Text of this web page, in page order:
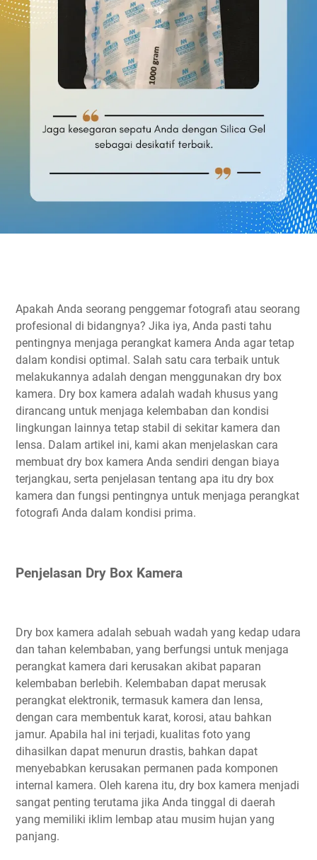
Apakah Anda seorang penggemar fotografi atau seorang
profesional di bidangnya? Jika iya, Anda pasti tahu
pentingnya menjaga perangkat kamera Anda agar tetap
dalam kondisi optimal. Salah satu cara terbaik untuk
melakukannya adalah dengan menggunakan dry box
kamera. Dry box kamera adalah wadah khusus yang
dirancang untuk menjaga kelembaban dan kondisi
lingkungan lainnya tetap stabil di sekitar kamera dan
lensa. Dalam artikel ini, kami akan menjelaskan cara
membuat dry box kamera Anda sendiri dengan biaya
terjangkau, serta penjelasan tentang apa itu dry box
kamera dan fungsi pentingnya untuk menjaga perangkat
fotografi Anda dalam kondisi prima.
Penjelasan Dry Box Kamera
Dry box kamera adalah sebuah wadah yang kedap udara
dan tahan kelembaban, yang berfungsi untuk menjaga
perangkat kamera dari kerusakan akibat paparan
kelembaban berlebih. Kelembaban dapat merusak
perangkat elektronik, termasuk kamera dan lensa,
dengan cara membentuk karat, korosi, atau bahkan
jamur. Apabila hal ini terjadi, kualitas foto yang
dihasilkan dapat menurun drastis, bahkan dapat
menyebabkan kerusakan permanen pada komponen
internal kamera. Oleh karena itu, dry box kamera menjadi
sangat penting terutama jika Anda tinggal di daerah
yang memiliki iklim lembap atau musim hujan yang
panjang.